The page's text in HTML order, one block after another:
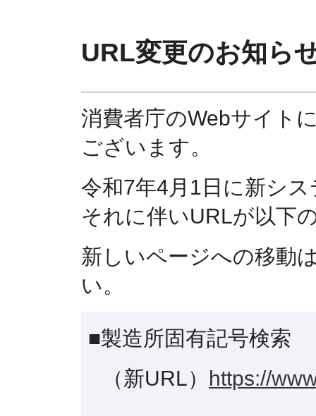
URL変更のお知ら
消費者庁のWebサイト
ございます。
令和7年4月1日に新シ
それに伴いURLが以下
新しいページへの移動
い。
■製造所固有記号検索
（新URL） https://